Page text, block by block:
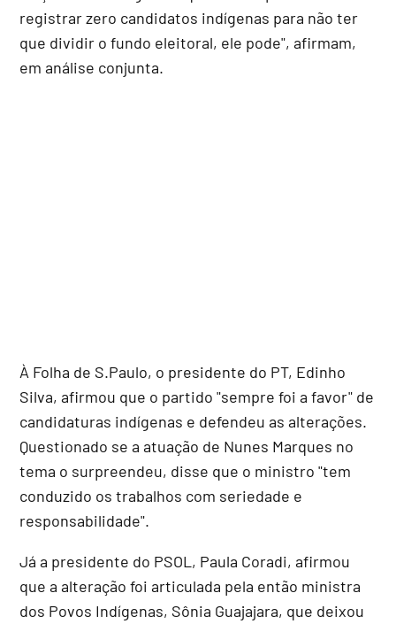
registrar zero candidatos indígenas para não ter
que dividir o fundo eleitoral, ele pode", afirmam,
em análise conjunta.
À Folha de S.Paulo, o presidente do PT, Edinho
Silva, afirmou que o partido "sempre foi a favor" de
candidaturas indígenas e defendeu as alterações.
Questionado se a atuação de Nunes Marques no
tema o surpreendeu, disse que o ministro "tem
conduzido os trabalhos com seriedade e
responsabilidade".
Já a presidente do PSOL, Paula Coradi, afirmou
que a alteração foi articulada pela então ministra
dos Povos Indígenas, Sônia Guajajara, que deixou